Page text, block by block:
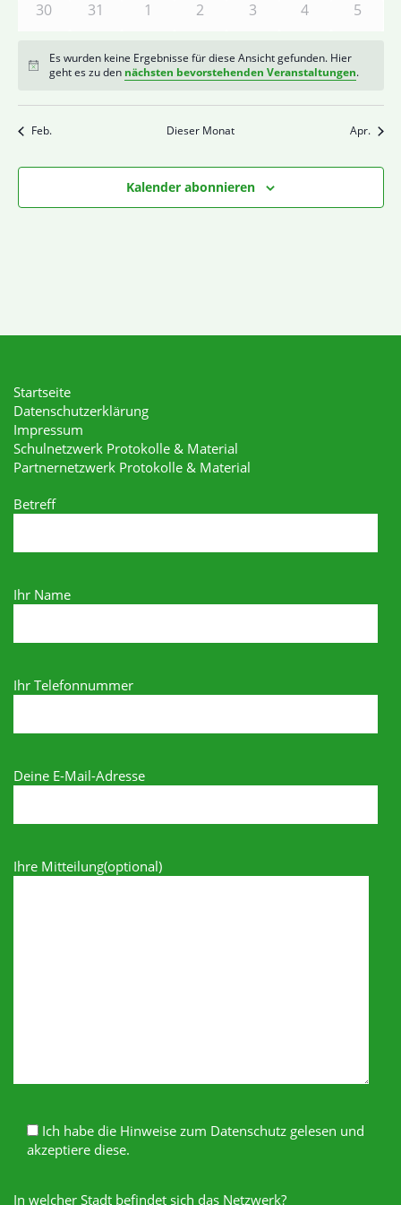
0
30
0
31
01
0
2
0
3
0
4
0
5
Hinweis
Es wurden keine Ergebnisse für diese Ansicht gefunden. Hier
geht es zu den nächsten bevorstehenden Veranstaltungen.
Feb. Dieser Monat Apr.
Kalender abonnieren
Startseite
Datenschutzerklärung
Impressum
Schulnetzwerk Protokolle & Material
Partnernetzwerk Protokolle & Material
Betreff
Ihr Name
Ihr Telefonnummer
Deine E-Mail-Adresse
Ihre Mitteilung(optional)
Ich habe die Hinweise zum Datenschutz gelesen und
akzeptiere diese.
In welcher Stadt befindet sich das Netzwerk?